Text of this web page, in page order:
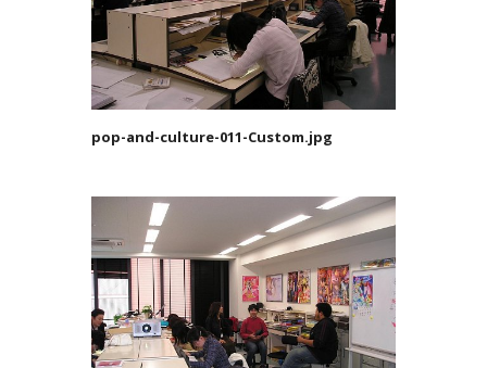
pop-and-culture-011-Custom.jpg